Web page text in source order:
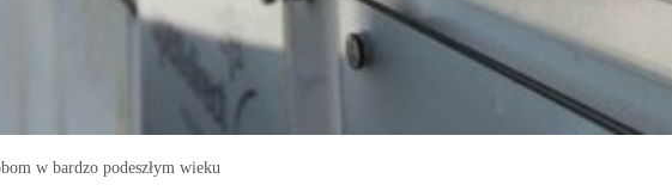
w bardzo podeszłym wieku